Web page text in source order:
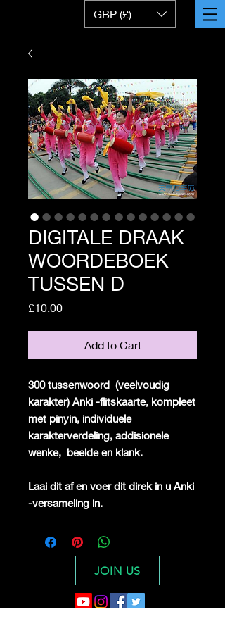
GBP (£)
DIGITALE DRAAK
WOORDEBOEK
TUSSEN D
£10,00Price
Add to Cart
300 tussenwoord (veelvoudig
karakter) Anki -flitskaarte, kompleet
met pinyin, individuele
karakterverdeling, addisionele
wenke, beelde en klank.
Laai dit af en voer dit direk in u Anki
-versameling in.
JOIN US